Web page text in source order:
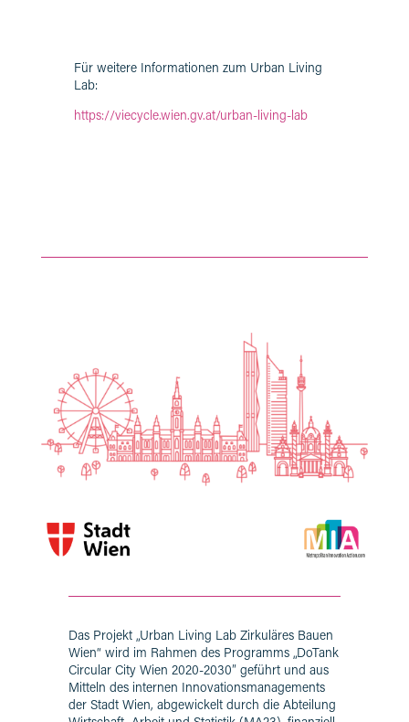
Für weitere Informationen zum Urban Living
Lab:
https://viecycle.wien.gv.at/urban-living-lab
Das Projekt „Urban Living Lab Zirkuläres Bauen
Wien“ wird im Rahmen des Programms „DoTank
Circular City Wien 2020-2030″ geführt und aus
Mitteln des internen Innovationsmanagements
der Stadt Wien, abgewickelt durch die Abteilung